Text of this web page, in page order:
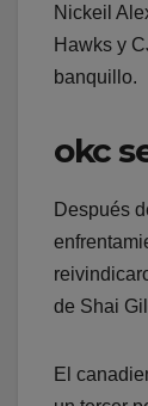
Nickeil
Hawks y
banquillo.
okc
Después
de Shai
El